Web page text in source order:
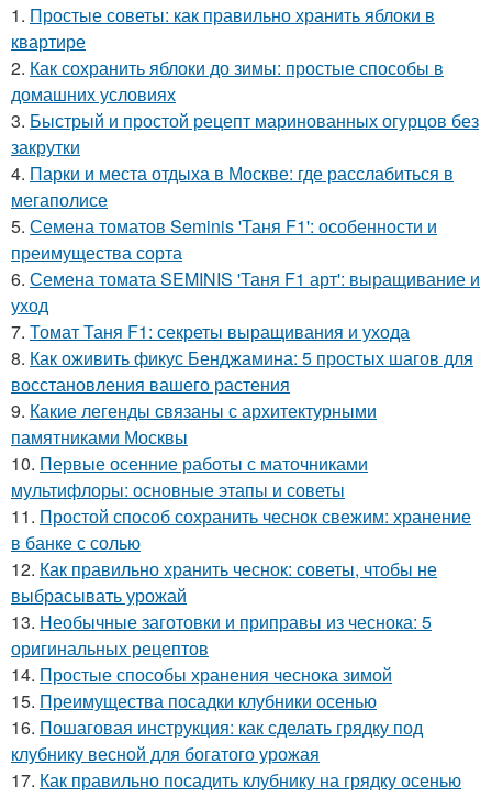
1. Простые советы: как правильно хранить яблоки в
квартире
2. Как сохранить яблоки до зимы: простые способы в
домашних условиях
3. Быстрый и простой рецепт маринованных огурцов без
закрутки
4. Парки и места отдыха в Москве: где расслабиться в
мегаполисе
5. Семена томатов Seminis 'Таня F1': особенности и
преимущества сорта
6. Семена томата SEMINIS 'Таня F1 арт': выращивание и
уход
7. Томат Таня F1: секреты выращивания и ухода
8. Как оживить фикус Бенджамина: 5 простых шагов для
восстановления вашего растения
9. Какие легенды связаны с архитектурными
памятниками Москвы
10. Первые осенние работы с маточниками
мультифлоры: основные этапы и советы
11. Простой способ сохранить чеснок свежим: хранение
в банке с солью
12. Как правильно хранить чеснок: советы, чтобы не
выбрасывать урожай
13. Необычные заготовки и приправы из чеснока: 5
оригинальных рецептов
14. Простые способы хранения чеснока зимой
15. Преимущества посадки клубники осенью
16. Пошаговая инструкция: как сделать грядку под
клубнику весной для богатого урожая
17. Как правильно посадить клубнику на грядку осенью